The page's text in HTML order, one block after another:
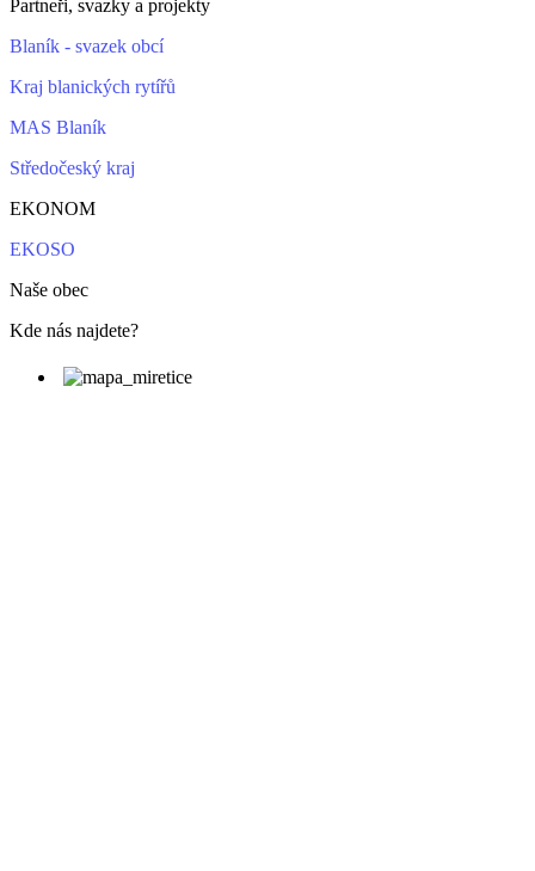
Partneři, svazky a projekty
Blaník - svazek obcí
Kraj blanických rytířů
MAS Blaník
Středočeský kraj
EKONOM
EKOSO
Naše obec
Kde nás najdete?